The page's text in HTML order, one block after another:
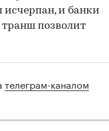
и банки
позволит
телеграм-каналом